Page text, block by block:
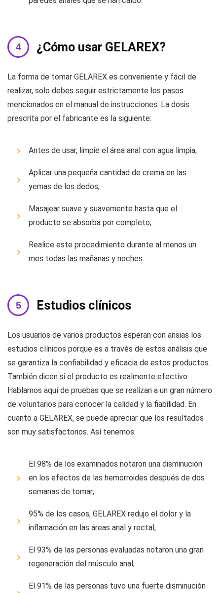
¿Cómo usar GELAREX?
La forma de tomar GELAREX es conveniente y fácil de
realizar, solo debes seguir estrictamente los pasos
mencionados en el manual de instrucciones. La dosis
prescrita por el fabricante es la siguiente:
Antes de usar, limpie el área anal con agua limpia;
Aplicar una pequeña cantidad de crema en las
yemas de los dedos;
Masajear suave y suavemente hasta que el
producto se absorba por completo;
Realice este procedimiento durante al menos un
mes todas las mañanas y noches.
Estudios clínicos
Los usuarios de varios productos esperan con ansias los
estudios clínicos porque es a través de estos análisis que
se garantiza la confiabilidad y eficacia de estos productos.
También dicen si el producto es realmente efectivo.
Hablamos aquí de pruebas que se realizan a un gran número
de voluntarios para conocer la calidad y la fiabilidad. En
cuanto a GELAREX, se puede apreciar que los resultados
son muy satisfactorios. Así tenemos:
El 98% de los examinados notaron una disminución
en los efectos de las hemorroides después de dos
semanas de tomar;
95% de los casos, GELAREX redujo el dolor y la
inflamación en las áreas anal y rectal;
El 93% de las personas evaluadas notaron una gran
regeneración del músculo anal;
El 91% de las personas tuvo una fuerte disminución